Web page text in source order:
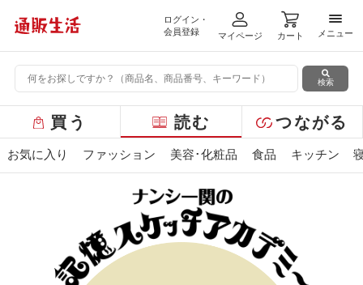
ログイン・
会員登録
マイページ カート
メニ
メニュー
検索
ー
バ
買う 読む つながる
お気に入り ファッション 美容･化粧品 食品 キッチン